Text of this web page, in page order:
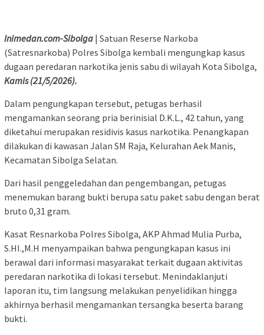
Inimedan.com-Sibolga | Satuan Reserse Narkoba
(Satresnarkoba) Polres Sibolga kembali mengungkap kasus
dugaan peredaran narkotika jenis sabu di wilayah Kota Sibolga,
Kamis (21/5/2026).
Dalam pengungkapan tersebut, petugas berhasil
mengamankan seorang pria berinisial D.K.L., 42 tahun, yang
diketahui merupakan residivis kasus narkotika. Penangkapan
dilakukan di kawasan Jalan SM Raja, Kelurahan Aek Manis,
Kecamatan Sibolga Selatan.
Dari hasil penggeledahan dan pengembangan, petugas
menemukan barang bukti berupa satu paket sabu dengan berat
bruto 0,31 gram.
Kasat Resnarkoba Polres Sibolga, AKP Ahmad Mulia Purba,
S.HI.,M.H menyampaikan bahwa pengungkapan kasus ini
berawal dari informasi masyarakat terkait dugaan aktivitas
peredaran narkotika di lokasi tersebut. Menindaklanjuti
laporan itu, tim langsung melakukan penyelidikan hingga
akhirnya berhasil mengamankan tersangka beserta barang
bukti.